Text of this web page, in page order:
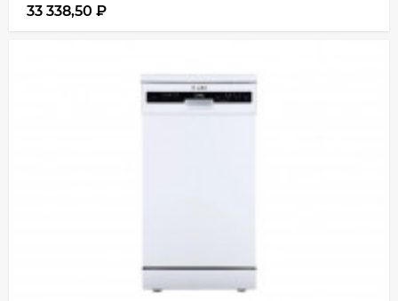
33 338,50 ₽